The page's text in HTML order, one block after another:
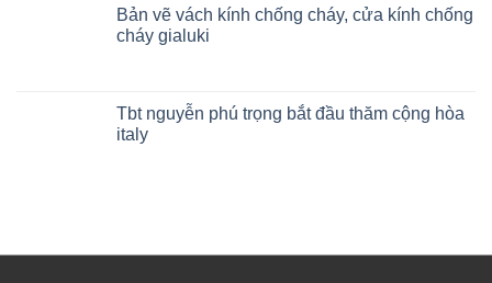
Bản vẽ vách kính chống cháy, cửa kính chống
cháy gialuki
Tbt nguyễn phú trọng bắt đầu thăm cộng hòa
italy